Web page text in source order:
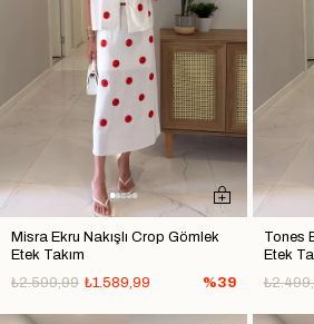
Misra Ekru Nakışlı Crop Gömlek
Etek Takım
₺1.589,99
₺2.599,99 %39
Tones
Etek